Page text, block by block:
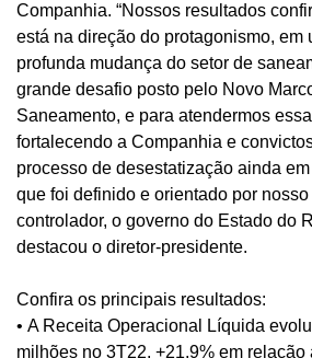
Companhia. “Nossos resultados
está na direção do protagonismo, em
profunda mudança do setor de
grande desafio posto pelo Novo
Saneamento, e para atendermos ess
fortalecendo a Companhia e
processo de desestatização ainda
que foi definido e orientado por
controlador, o governo do Estado do
destacou o diretor-presidente.
Confira os principais resultados:
• A Receita Operacional Líquida
milhões no 3T22, +21,9% em relação